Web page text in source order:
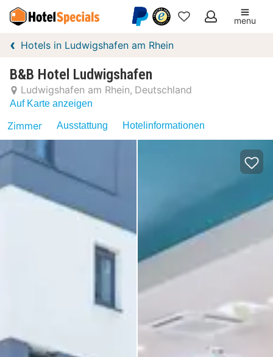
Meine
menu
Hotels in Ludwigshafen am Rhein
B&B Hotel Ludwigshafen
Ludwigshafen am Rhein Deutschland
Auf Karte anzeigen
Zimmer Ausstattung Hotelinformationen